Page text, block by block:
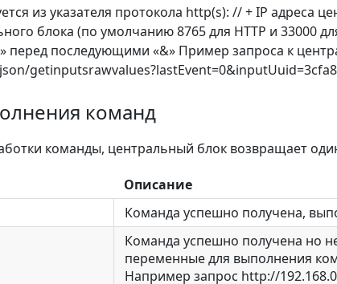
из указателя протокола http(s): // + IP адреса
блока (по умолчанию 8765 для HTTP и 33000
перед последующими «&» Пример запроса к
команд
команды, центральный блок возвращает
Описание
Команда успешно получена,
Команда успешно получена но
переменные для выполнения
Например запрос http://